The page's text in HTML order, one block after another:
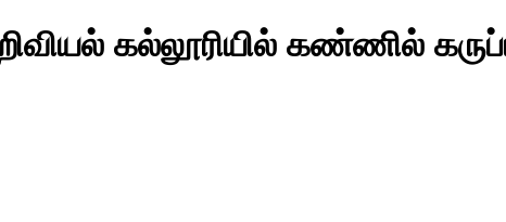
கல்லூரியில் கண்ணில்